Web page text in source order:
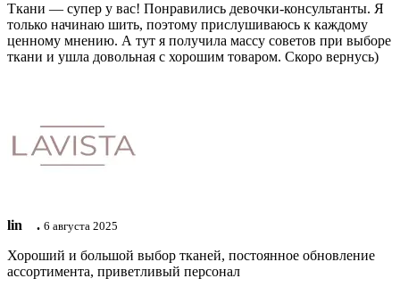
Ткани — супер у вас! Понравились девочки-консультанты. Я
только начинаю шить, поэтому прислушиваюсь к каждому
ценному мнению. А тут я получила массу советов при выборе
ткани и ушла довольная с хорошим товаром. Скоро вернусь)
lin ⠀. 6 августа 2025
Хороший и большой выбор тканей, постоянное обновление
ассортимента, приветливый персонал